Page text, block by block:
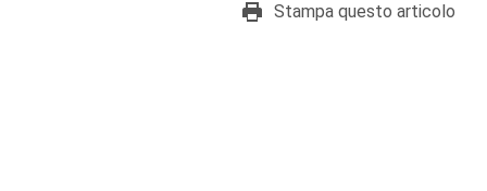
Stampa questo articolo